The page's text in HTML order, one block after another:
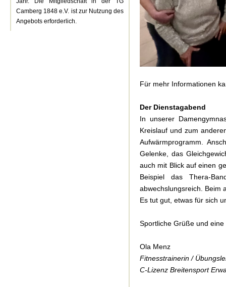
Camberg 1848 e.V. ist zur Nutzung des
Angebots erforderlich.
Für mehr Informationen
Der Dienstagabend
In unserer
Kreislauf und zum
Aufwärmprogramm.
Gelenke, das
auch mit Blick auf einen
Beispiel das Thera-
abwechslungsreich. Beim
Es tut gut, etwas für sich
Sportliche Grüße und
Ola Menz
Fitnesstrainerin /
C-Lizenz Breitensport